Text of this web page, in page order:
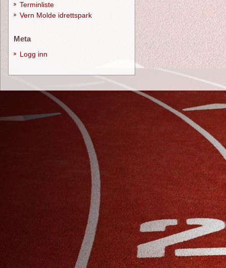
Terminliste
Vern Molde idrettspark
Meta
Logg inn